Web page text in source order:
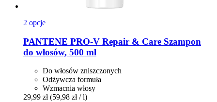
2 opcje
PANTENE PRO-V Repair & Care Szampon
do włosów, 500 ml
Do włosów zniszczonych
Odżywcza formuła
Wzmacnia włosy
29,99 zł (59,98 zł / l)